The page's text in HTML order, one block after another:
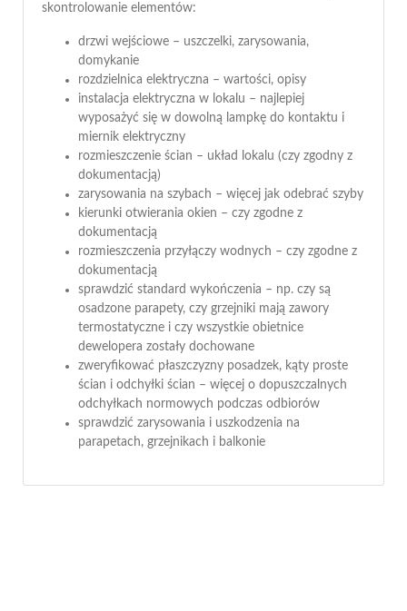
skontrolowanie elementów:
drzwi wejściowe – uszczelki, zarysowania,
domykanie
rozdzielnica elektryczna – wartości, opisy
instalacja elektryczna w lokalu – najlepiej
wyposażyć się w dowolną lampkę do kontaktu i
miernik elektryczny
rozmieszczenie ścian – układ lokalu (czy zgodny z
dokumentacją)
zarysowania na szybach – więcej jak odebrać szyby
kierunki otwierania okien – czy zgodne z
dokumentacją
rozmieszczenia przyłączy wodnych – czy zgodne z
dokumentacją
sprawdzić standard wykończenia – np. czy są
osadzone parapety, czy grzejniki mają zawory
termostatyczne i czy wszystkie obietnice
dewelopera zostały dochowane
zweryfikować płaszczyzny posadzek, kąty proste
ścian i odchyłki ścian – więcej o dopuszczalnych
odchyłkach normowych podczas odbiorów
sprawdzić zarysowania i uszkodzenia na
parapetach, grzejnikach i balkonie